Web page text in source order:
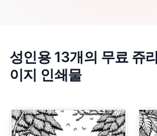
성인용 13개의 무료 쥬
이지 인쇄물